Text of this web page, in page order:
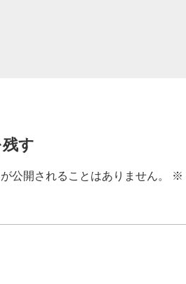
す
公開されることはありません。 ※